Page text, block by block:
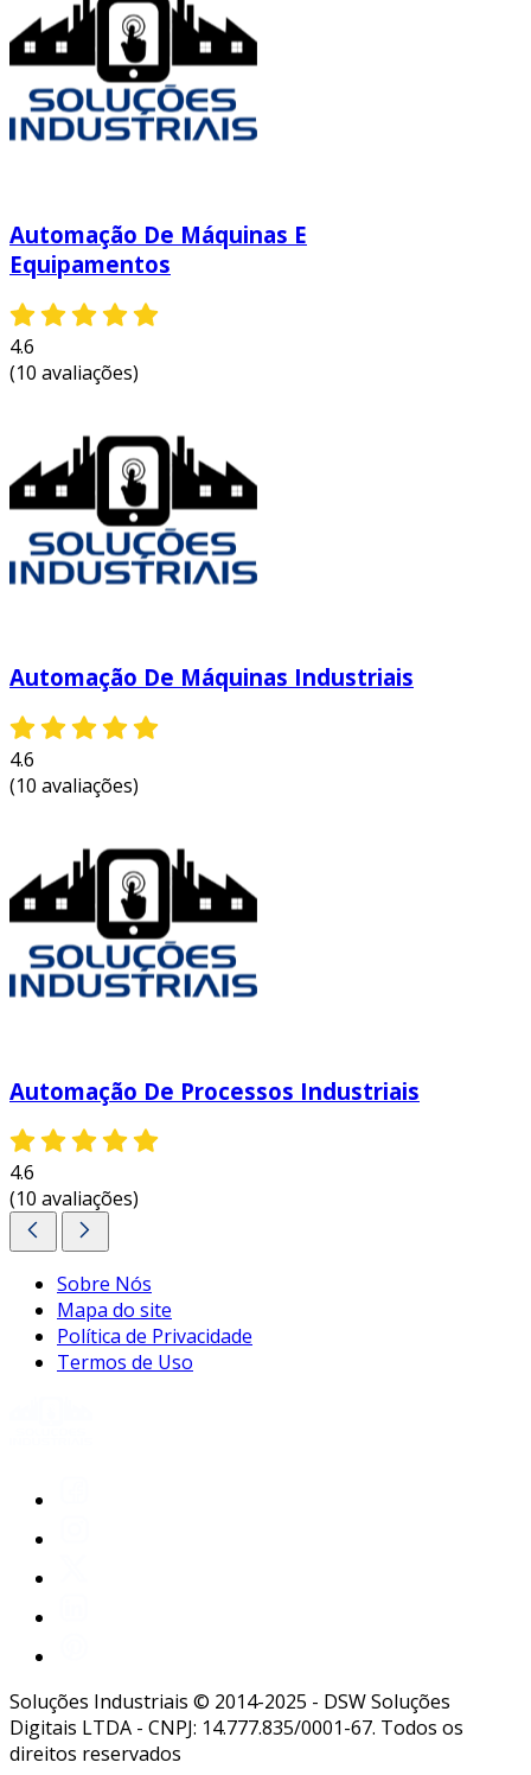
personalizado!
Automação De Máquinas E
Equipamentos
4.6
(10 avaliações)
Automação De Máquinas Industriais
4.6
(10 avaliações)
Automação De Processos Industriais
4.6
(10 avaliações)
Sobre Nós
Mapa do site
Política de Privacidade
Termos de Uso
Soluções Industriais © 2014-2025 - DSW Soluções
Digitais LTDA - CNPJ: 14.777.835/0001-67. Todos os
direitos reservados